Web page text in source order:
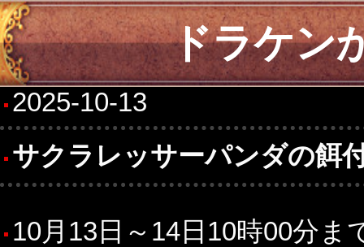
ドラケン
2025-10-13
サクラレッサーパンダの餌
10月13日～14日10時00分